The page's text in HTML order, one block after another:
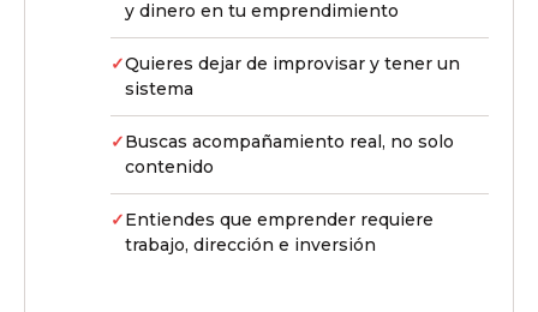
y dinero en tu emprendimiento
Quieres dejar de improvisar y tener un
sistema
Buscas acompañamiento real, no solo
contenido
Entiendes que emprender requiere
trabajo, dirección e inversión